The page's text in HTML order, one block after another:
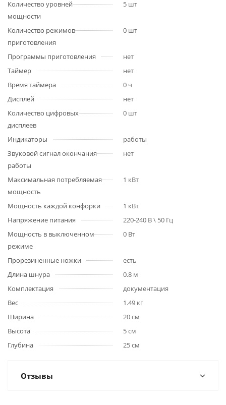
Количество уровней
мощности
5 шт
Количество режимов
приготовления
0 шт
Программы приготовления
нет
Таймер
нет
Время таймера
0 ч
Дисплей
нет
Количество цифровых
дисплеев
0 шт
Индикаторы
работы
Звуковой сигнал окончания
работы
нет
Максимальная потребляемая
мощность
1 кВт
Мощность каждой конфорки
1 кВт
Напряжение питания
220-240 В \ 50 Гц
Мощность в выключенном
режиме
0 Вт
Прорезиненные ножки
есть
Длина шнура
0.8 м
Комплектация
документация
Вес
1.49 кг
Ширина
20 см
Высота
5 см
Глубина
25 см
Отзывы